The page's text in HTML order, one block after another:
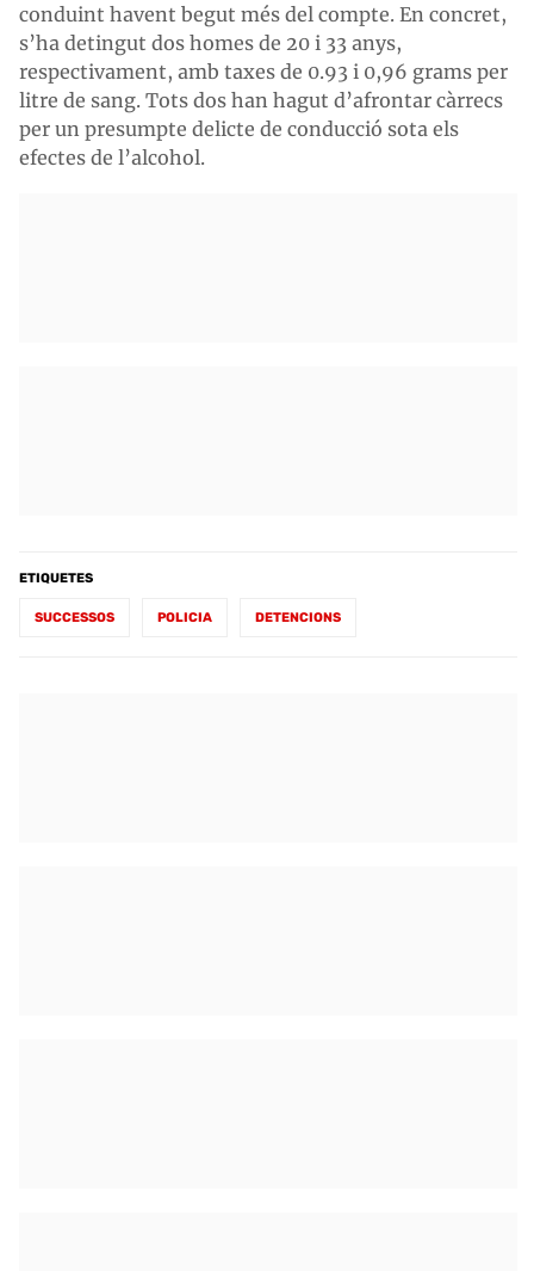
conduint havent begut més del compte. En concret,
s’ha detingut dos homes de 20 i 33 anys,
respectivament, amb taxes de 0.93 i 0,96 grams per
litre de sang. Tots dos han hagut d’afrontar càrrecs
per un presumpte delicte de conducció sota els
efectes de l’alcohol.
ETIQUETES
SUCCESSOS POLICIA DETENCIONS